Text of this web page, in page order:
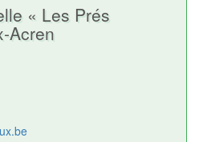
« Les Prés
Acren